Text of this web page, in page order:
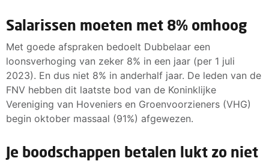
Salarissen moeten met 8% omhoog
Met goede afspraken bedoelt Dubbelaar een
loonsverhoging van zeker 8% in een jaar (per 1 juli
2023). En dus niet 8% in anderhalf jaar. De leden van de
FNV hebben dit laatste bod van de Koninklijke
Vereniging van Hoveniers en Groenvoorzieners (VHG)
begin oktober massaal (91%) afgewezen.
Je boodschappen betalen lukt zo niet